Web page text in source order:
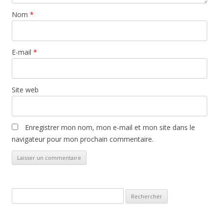
Nom *
E-mail *
Site web
Enregistrer mon nom, mon e-mail et mon site dans le
navigateur pour mon prochain commentaire.